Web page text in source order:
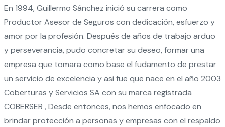
En 1994, Guillermo Sánchez inició su carrera como
Productor Asesor de Seguros con dedicación, esfuerzo y
amor por la profesión. Después de años de trabajo arduo
y perseverancia, pudo concretar su deseo, formar una
empresa que tomara como base el fudamento de prestar
un servicio de excelencia y asi fue que nace en el año 2003
Coberturas y Servicios SA con su marca registrada
COBERSER , Desde entonces, nos hemos enfocado en
brindar protección a personas y empresas con el respaldo